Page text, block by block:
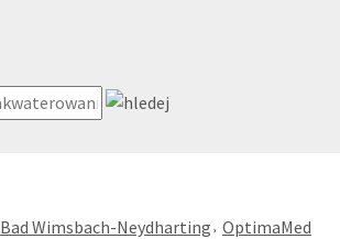
Bad Wimsbach-Neydharting OptimaMed